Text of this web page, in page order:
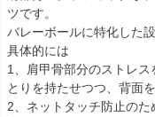
ツです。
バレーボールに特化した
具体的には
1、肩甲骨部分のストレ
とりを持たせつつ、背面
2、ネットタッチ防止の